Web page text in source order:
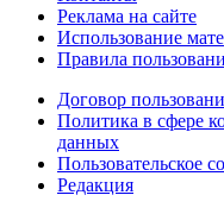
Реклама на сайте
Использование
Правила
Договор
Политика в сфере
данных
Пользовательское
Редакция